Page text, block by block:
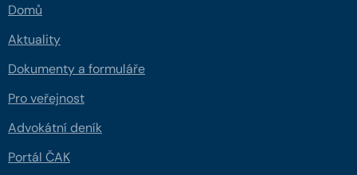
Domů
Aktuality
Dokumenty a formuláře
Pro veřejnost
Advokátní deník
Portál ČAK